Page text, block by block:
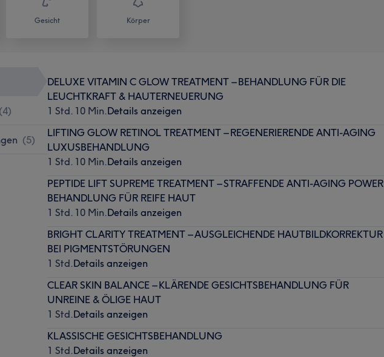
Gesicht Körper
(4)
(5)
DELUXE VITAMIN C GLOW TREATMENT – BEHANDLUNG FÜR DIE
LEUCHTKRAFT & HAUTERNEUERUNG
1 Std. 10 Min.Details anzeigen
LIFTING GLOW RETINOL TREATMENT – REGENERIERENDE ANTI-AGING
LUXUSBEHANDLUNG
1 Std. 10 Min.Details anzeigen
PEPTIDE LIFT SUPREME TREATMENT – STRAFFENDE ANTI-AGING POWER
BEHANDLUNG FÜR REIFE HAUT
1 Std. 10 Min.Details anzeigen
BRIGHT CLARITY TREATMENT – AUSGLEICHENDE HAUTBILDKORREKTUR
BEI PIGMENTSTÖRUNGEN
1 Std.Details anzeigen
CLEAR SKIN BALANCE – KLÄRENDE GESICHTSBEHANDLUNG FÜR
UNREINE & ÖLIGE HAUT
1 Std.Details anzeigen
KLASSISCHE GESICHTSBEHANDLUNG
1 Std.Details anzeigen